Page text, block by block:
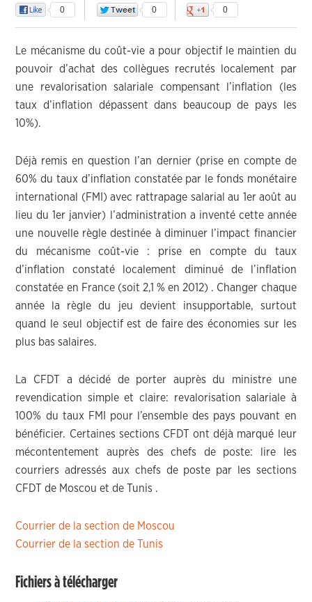
0 0 0
Le mécanisme du coût-vie a pour objectif le maintien du
pouvoir d’achat des collègues recrutés localement par
une revalorisation salariale compensant l’inflation (les
taux d’inflation dépassent dans beaucoup de pays les
10%).
Déjà remis en question l’an dernier (prise en compte de
60% du taux d’inflation constatée par le fonds monétaire
international (FMI) avec rattrapage salarial au 1er août au
lieu du 1er janvier) l’administration a inventé cette année
une nouvelle règle destinée à diminuer l’impact financier
du mécanisme coût-vie : prise en compte du taux
d’inflation constaté localement diminué de l’inflation
constatée en France (soit 2,1 % en 2012) . Changer chaque
année la règle du jeu devient insupportable, surtout
quand le seul objectif est de faire des économies sur les
plus bas salaires.
La CFDT a décidé de porter auprès du ministre une
revendication simple et claire: revalorisation salariale à
100% du taux FMI pour l’ensemble des pays pouvant en
bénéficier. Certaines sections CFDT ont déjà marqué leur
mécontentement auprès des chefs de poste: lire les
courriers adressés aux chefs de poste par les sections
CFDT de Moscou et de Tunis .
Courrier de la section de Moscou
Courrier de la section de Tunis
Fichiers à télécharger